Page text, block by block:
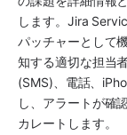
します。Jira
パッチャーとして
知する適切な担当
(SMS)、電話、
し、アラートが確
カレートします。